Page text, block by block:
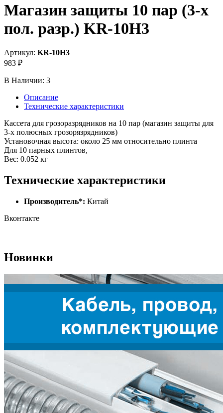
Магазин защиты 10 пар (3-х
пол. разр.) KR-10H3
Артикул: KR-10H3
983 ₽
В Наличии: 3
Описание
Технические характеристики
Кассета для грозоразрядников на 10 пар (магазин защиты для
3-х полюсных грозорязрядников)
Установочная высота: около 25 мм относительно плинта
Для 10 парных плинтов,
Вес: 0.052 кг
Технические характеристики
Производитель*: Китай
Вконтакте
Новинки